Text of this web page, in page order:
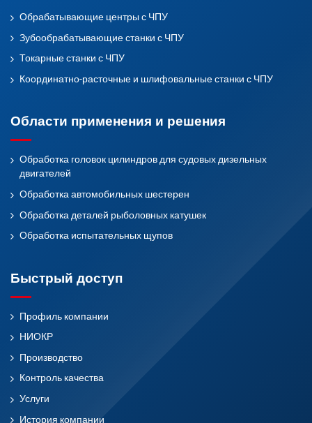
Обрабатывающие центры с ЧПУ
Зубообрабатывающие станки с ЧПУ
Токарные станки с ЧПУ
Координатно-расточные и шлифовальные станки с ЧПУ
Области применения и решения
Обработка головок цилиндров для судовых дизельных
двигателей
Обработка автомобильных шестерен
Обработка деталей рыболовных катушек
Обработка испытательных щупов
Быстрый доступ
Профиль компании
НИОКР
Производство
Контроль качества
Услуги
История компании